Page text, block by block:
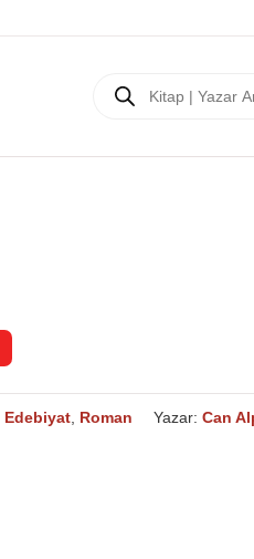
search
Edebiyat, Roman Yazar: Can